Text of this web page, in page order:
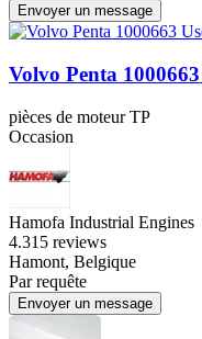
Envoyer un message
Volvo Penta 1000663
pièces de moteur TP
Occasion
Hamofa Industrial Engines
4.315 reviews
Hamont, Belgique
Par requête
Envoyer un message